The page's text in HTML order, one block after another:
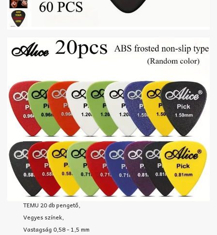
TEMU 20 db pengető,
Vegyes színek,
Vastagság 0,58 - 1,5 mm